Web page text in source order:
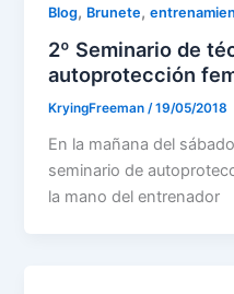
Blog, Brunete,
2º Seminario de
autoprotección
KryingFreeman/19/05/2018
En la mañana del
seminario de
la mano del entrenador